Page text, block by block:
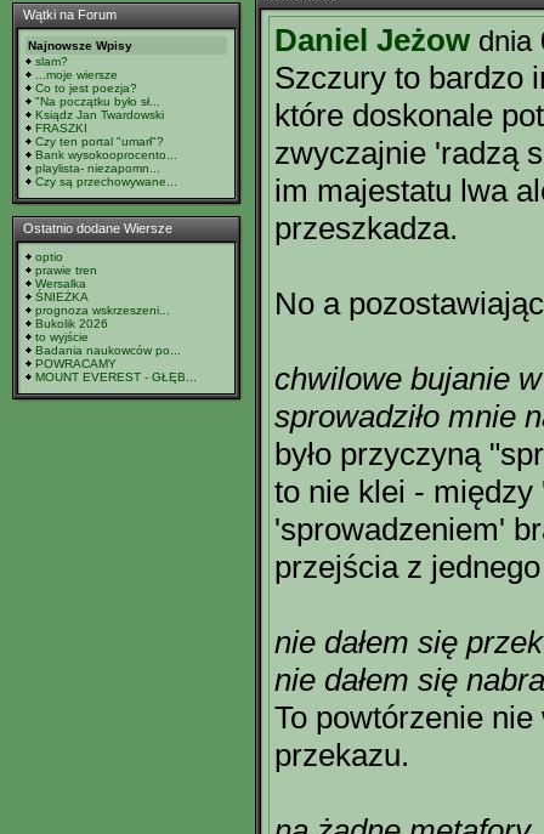
Wątki na Forum
Najnowsze Wpisy
slam?
...moje wiersze
Co to jest poezja?
"Na początku było sł...
Ksiądz Jan Twardowski
FRASZKI
Czy ten portal "umarł"?
Bank wysokooprocento...
playlista- niezapomn...
Czy są przechowywane...
Ostatnio dodane Wiersze
optio
prawie tren
Wersalka
ŚNIEŻKA
prognoza wskrzeszeni...
Bukolik 2026
to wyjście
Badania naukowców po...
POWRACAMY
MOUNT EVEREST - GŁĘB...
Daniel Jeżow dnia
Szczury to bardzo
które doskonale
zwyczajnie 'radzą
im majestatu lwa
przeszkadza.
No a
chwilowe bujanie
sprowadziło mnie
było przyczyną
to nie klei - między
'sprowadzeniem'
przejścia z
nie dałem się
nie dałem się
To powtórzenie nie
przekazu.